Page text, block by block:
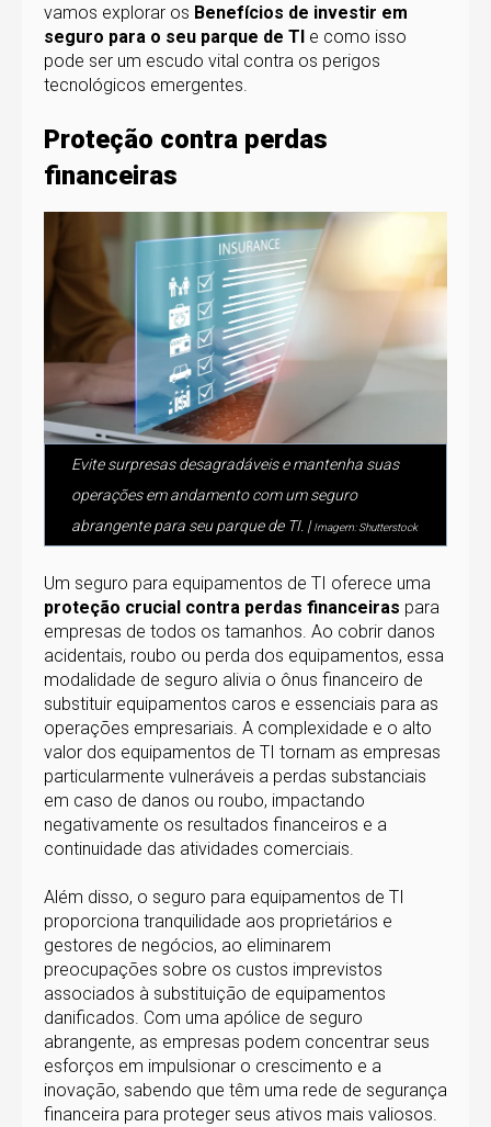
vamos explorar os Benefícios de investir em
seguro para o seu parque de TI e como isso
pode ser um escudo vital contra os perigos
tecnológicos emergentes.
Proteção contra perdas
financeiras
Evite surpresas desagradáveis ​​e mantenha suas
operações em andamento com um seguro
abrangente para seu parque de TI. |Imagem: Shutterstock
Um seguro para equipamentos de TI oferece uma
proteção crucial contra perdas financeiras para
empresas de todos os tamanhos. Ao cobrir danos
acidentais, roubo ou perda dos equipamentos, essa
modalidade de seguro alivia o ônus financeiro de
substituir equipamentos caros e essenciais para as
operações empresariais. A complexidade e o alto
valor dos equipamentos de TI tornam as empresas
particularmente vulneráveis a perdas substanciais
em caso de danos ou roubo, impactando
negativamente os resultados financeiros e a
continuidade das atividades comerciais.
Além disso, o seguro para equipamentos de TI
proporciona tranquilidade aos proprietários e
gestores de negócios, ao eliminarem
preocupações sobre os custos imprevistos
associados à substituição de equipamentos
danificados. Com uma apólice de seguro
abrangente, as empresas podem concentrar seus
esforços em impulsionar o crescimento e a
inovação, sabendo que têm uma rede de segurança
financeira para proteger seus ativos mais valiosos.